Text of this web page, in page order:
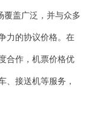
覆盖广泛，并与众多
力的协议价格。在
合作，机票价格优
、接送机等服务，